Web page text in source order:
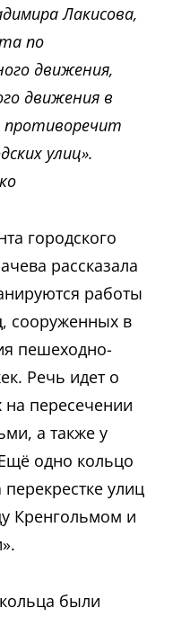
Лакисова,
по
движения,
движения в
противоречит
улиц».
городского
рассказала
работы
сооруженных в
пешеходно-
Речь идет о
на пересечении
а также у
одно кольцо
улиц
Кренгольмом и
были